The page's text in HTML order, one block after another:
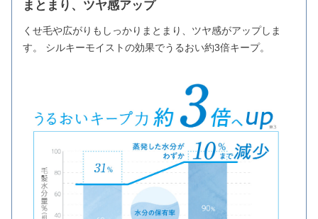
まとまり、ツヤ感アップ
くせ毛や広がりもしっかりまとまり、ツヤ感がアップしま
す。 シルキーモイストの効果でうるおい約3倍キープ。